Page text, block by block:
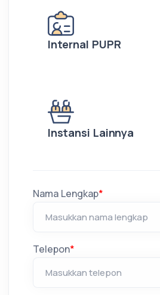
Internal PUPR
Instansi Lainnya
Nama Lengkap*
Telepon*